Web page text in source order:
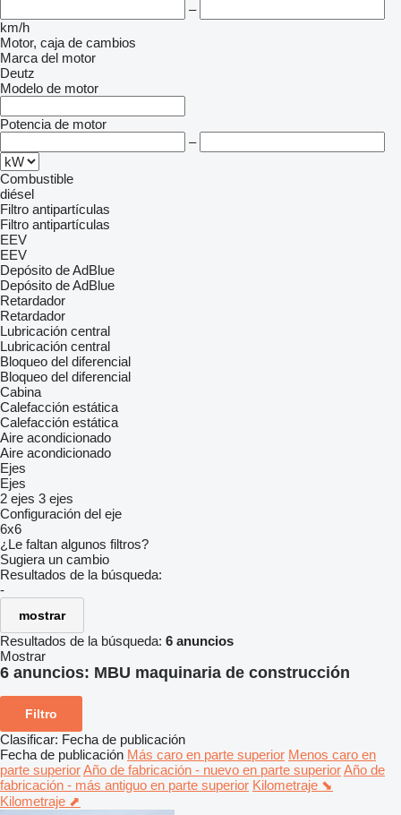
–
km/h
Motor, caja de cambios
Marca del motor
Deutz
Modelo de motor
Potencia de motor
–
Combustible
diésel
Filtro antipartículas
Filtro antipartículas
EEV
EEV
Depósito de AdBlue
Depósito de AdBlue
Retardador
Retardador
Lubricación central
Lubricación central
Bloqueo del diferencial
Bloqueo del diferencial
Cabina
Calefacción estática
Calefacción estática
Aire acondicionado
Aire acondicionado
Ejes
Ejes
2 ejes 3 ejes
Configuración del eje
6x6
¿Le faltan algunos filtros?
Sugiera un cambio
Resultados de la búsqueda:
-
mostrar
Resultados de la búsqueda: 6 anuncios
Mostrar
6 anuncios: MBU maquinaria de construcción
Filtro
Clasificar: Fecha de publicación
Fecha de publicación Más caro en parte superior Menos caro en
parte superiorAño de fabricación - nuevo en parte superiorAño de
fabricación - más antiguo en parte superior Kilometraje ⬊
Kilometraje ⬈